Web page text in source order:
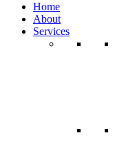
Home
About
Services